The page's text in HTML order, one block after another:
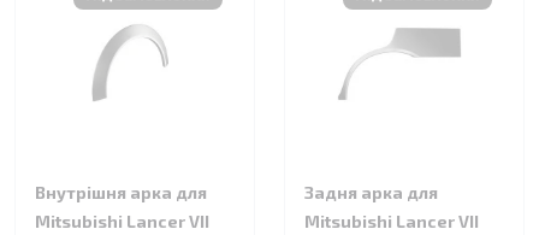
Внутрішня арка для
Mitsubishi Lancer VII
Задня арка для
Mitsubishi Lancer VII